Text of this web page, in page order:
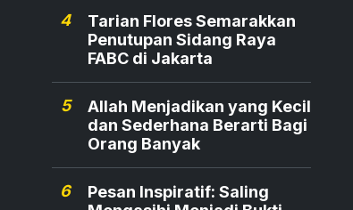
4
Tarian Flores Semarakkan
Penutupan Sidang Raya
FABC di Jakarta
5
Allah Menjadikan yang Kecil
dan Sederhana Berarti Bagi
Orang Banyak
6
Pesan Inspiratif: Saling